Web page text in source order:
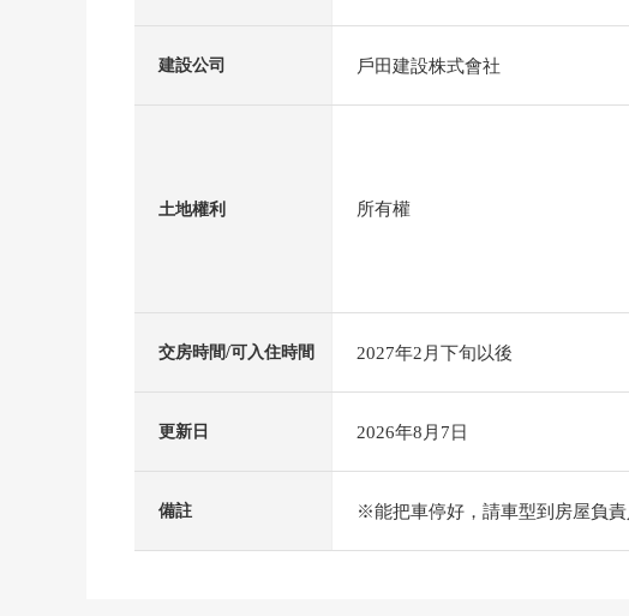
建設公司 戶田建設株式會社
土地權利 所有權
交房時間/可入住時間 2027年2月下旬以後
更新日 2026年8月7日
備註 ※能把車停好，請車型到房屋負